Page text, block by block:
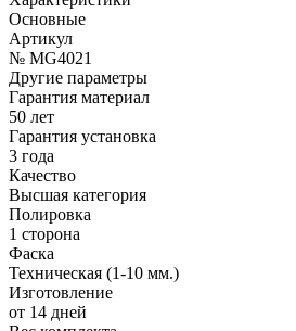
Основные
Артикул
№ MG4021
Другие параметры
Гарантия материал
50 лет
Гарантия установка
3 года
Качество
Высшая категория
Полировка
1 сторона
Фаска
Техническая (1-10 мм.)
Изготовление
от 14 дней